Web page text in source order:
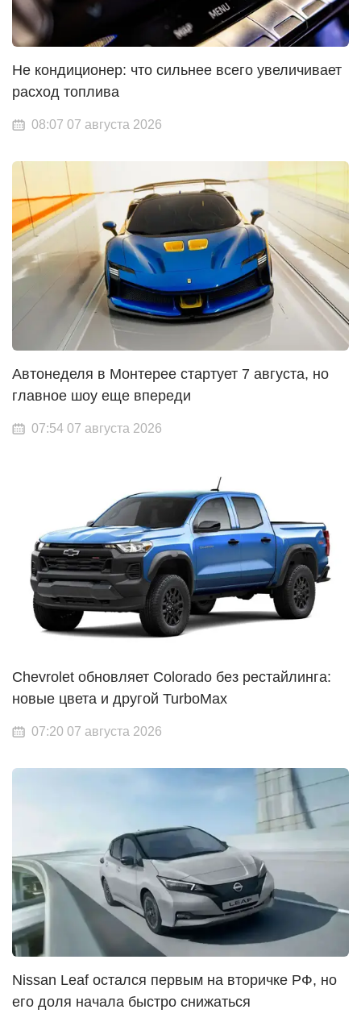
Не кондиционер: что сильнее всего увеличивает
расход топлива
08:07 07 августа 2026
Автонеделя в Монтерее стартует 7 августа, но
главное шоу еще впереди
07:54 07 августа 2026
Chevrolet обновляет Colorado без рестайлинга:
новые цвета и другой TurboMax
07:20 07 августа 2026
Nissan Leaf остался первым на вторичке РФ, но
его доля начала быстро снижаться